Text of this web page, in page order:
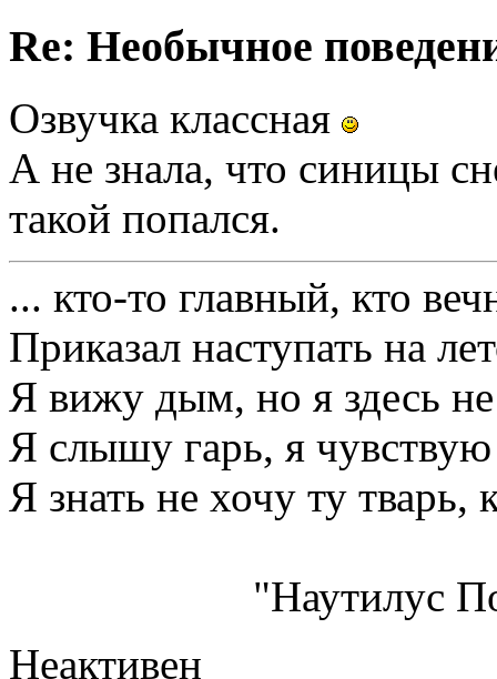
Re: Необычное
Озвучка классная
А не знала, что синицы
такой попался.
... кто-то главный, кто
Приказал наступать на
Я вижу дым, но я здесь
Я слышу гарь, я чувствую
Я знать не хочу ту тварь,
"Наутилус
Неактивен